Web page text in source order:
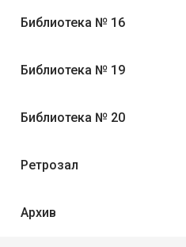
Библиотека № 16
Библиотека № 19
Библиотека № 20
Ретрозал
Архив